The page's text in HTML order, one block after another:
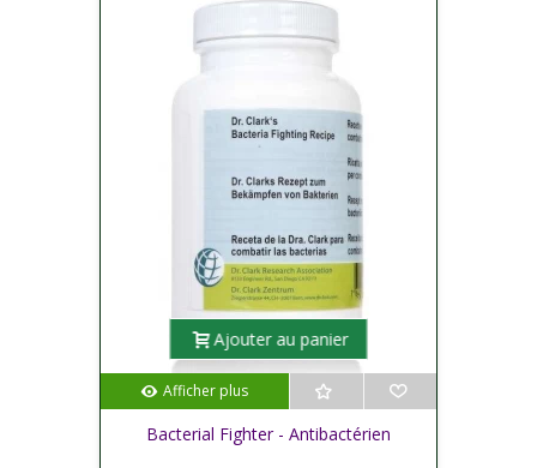
Ajouter au panier
Afficher plus
Bacterial Fighter - Antibactérien